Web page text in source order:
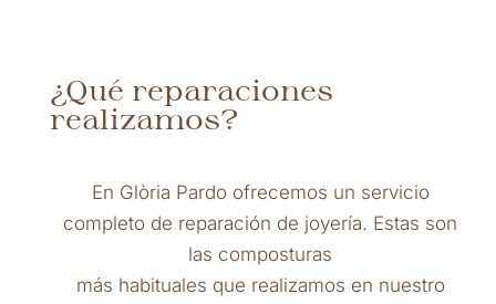
¿Qué reparaciones
realizamos?
En Glòria Pardo ofrecemos un servicio
completo de reparación de joyería. Estas son
las composturas
más habituales que realizamos en nuestro